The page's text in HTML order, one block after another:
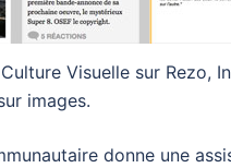
Visuelle sur Rezo,
images.
donne une